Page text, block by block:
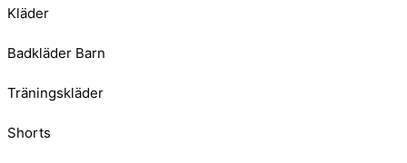
Kläder
Badkläder Barn
Träningskläder
Shorts